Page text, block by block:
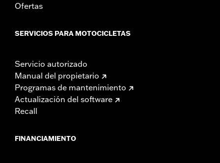
Ofertas
SERVICIOS PARA MOTOCICLETAS
Servicio autorizado
Manual del propietario
Programas de mantenimiento
Actualización del software
Recall
FINANCIAMIENTO